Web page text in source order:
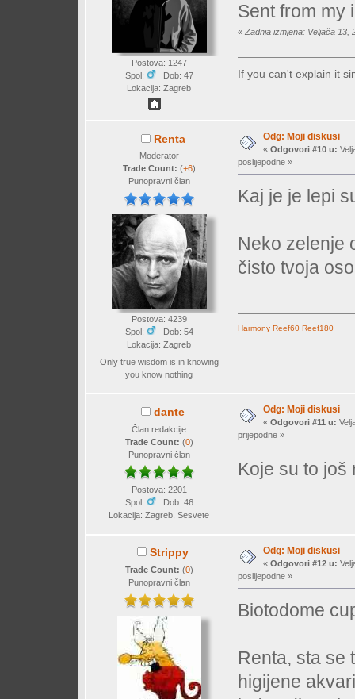
Postova: 1247
Spol:
Dob: 47
Lokacija: Zagreb
Sent from my
« Zadnja izmjena: Veljača 13,
If you can't explain it
Renta
Moderator
Trade Count: (+6)
Punopravni član
Postova: 4239
Spol:
Dob: 54
Lokacija: Zagreb
Only true wisdom is in knowing
you know nothing
Odg: Moji diskusi
« Odgovori #10 u:
poslijepodne »
Kaj je je lepi
Neko zelenje
čisto tvoja
Harmony Reef60 Reef180
dante
Član redakcije
Trade Count: (0)
Punopravni član
Postova: 2201
Spol:
Dob: 46
Lokacija: Zagreb, Sesvete
Odg: Moji diskusi
« Odgovori #11 u:
prijepodne »
Koje su to još
Strippy
Trade Count: (0)
Punopravni član
Odg: Moji diskusi
« Odgovori #12 u:
poslijepodne »
Biotodome
Renta, sta se
higijene